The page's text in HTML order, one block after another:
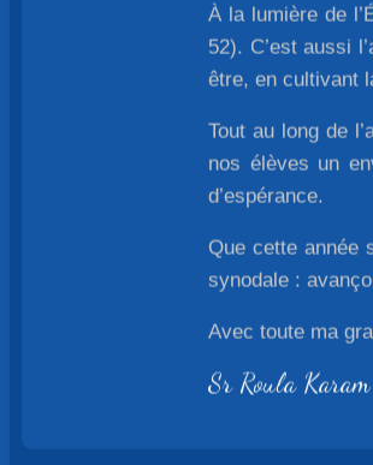
À la lumière de
52). C’est aussi
être, en cultivant
Tout au long de
nos élèves un
d’espérance.
Que cette année
synodale :
Avec toute ma
Sr Roula Karam